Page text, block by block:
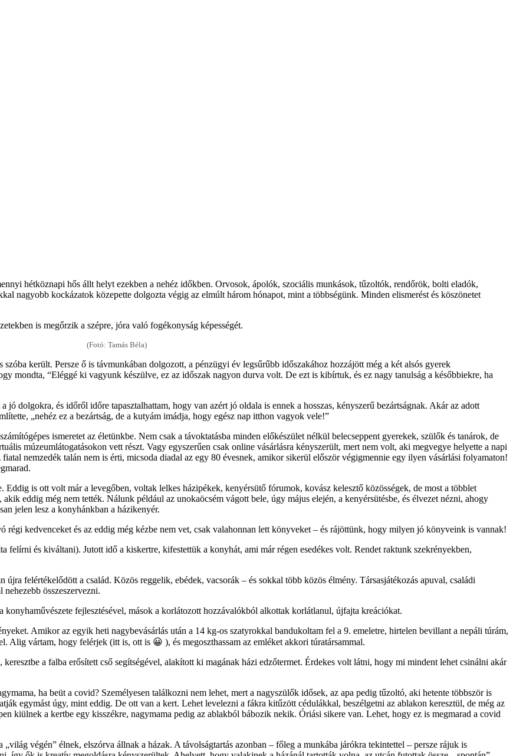
hétköznapi hős állt helyt ezekben a nehéz időkben. Orvosok, ápolók, szociális munkások, tűzoltók, rendőrök, bolti eladók,
nagyobb kockázatok közepette dolgozta végig az elmúlt három hónapot, mint a többségünk. Minden elismerést és köszönetet
is megőrzik a szépre, jóra való fogékonyság képességét.
(Fotó: Tamás Béla)
került. Persze ő is távmunkában dolgozott, a pénzügyi év legsűrűbb időszakához hozzájött még a két alsós gyerek
mondta, “Eléggé ki vagyunk készülve, ez az időszak nagyon durva volt. De ezt is kibírtuk, és ez nagy tanulság a későbbiekre, ha
dolgokra, és időről időre tapasztalhattam, hogy van azért jó oldala is ennek a hosszas, kényszerű bezártságnak. Akár az adott
„nehéz ez a bezártság, de a kutyám imádja, hogy egész nap itthon vagyok vele!”
ismeretet az életünkbe. Nem csak a távoktatásba minden előkészület nélkül belecseppent gyerekek, szülők és tanárok, de
múzeumlátogatásokon vett részt. Vagy egyszerűen csak online vásárlásra kényszerült, mert nem volt, aki megvegye helyette a napi
nemzedék talán nem is érti, micsoda diadal az egy 80 évesnek, amikor sikerül először végigmennie egy ilyen vásárlási folyamaton!
Eddig is ott volt már a levegőben, voltak lelkes házipékek, kenyérsütő fórumok, kovász kelesztő közösségek, de most a többlet
eddig még nem tették. Nálunk például az unokaöcsém vágott bele, úgy május elején, a kenyérsütésbe, és élvezet nézni, ahogy
jelen lesz a konyhánkban a házikenyér.
kedvenceket és az eddig még kézbe nem vet, csak valahonnan lett könyveket – és rájöttünk, hogy milyen jó könyveink is vannak!
felírni és kiváltani). Jutott idő a kiskertre, kifestettük a konyhát, ami már régen esedékes volt. Rendet raktunk szekrényekben,
felértékelődött a család. Közös reggelik, ebédek, vacsorák – és sokkal több közös élmény. Társasjátékozás apuval, családi
összeszervezni.
fejlesztésével, mások a korlátozott hozzávalókból alkottak korlátlanul, újfajta kreációkat.
Amikor az egyik heti nagybevásárlás után a 14 kg-os szatyrokkal bandukoltam fel a 9. emeletre, hirtelen bevillant a nepáli túrám,
Alig vártam, hogy felérjek (itt is, ott is 😀 ), és megoszthassam az emléket akkori túratársammal.
a falba erősített cső segítségével, alakított ki magának házi edzőtermet. Érdekes volt látni, hogy mi mindent lehet csinálni akár
ha beüt a covid? Személyesen találkozni nem lehet, mert a nagyszülők idősek, az apa pedig tűzoltó, aki hetente többször is
egymást úgy, mint eddig. De ott van a kert. Lehet levelezni a fákra kitűzött cédulákkal, beszélgetni az ablakon keresztül, de még az
kiülnek a kertbe egy kisszékre, nagymama pedig az ablakból bábozik nekik. Óriási sikere van. Lehet, hogy ez is megmarad a covid
végén” élnek, elszórva állnak a házak. A távolságtartás azonban – főleg a munkába járókra tekintettel – persze rájuk is